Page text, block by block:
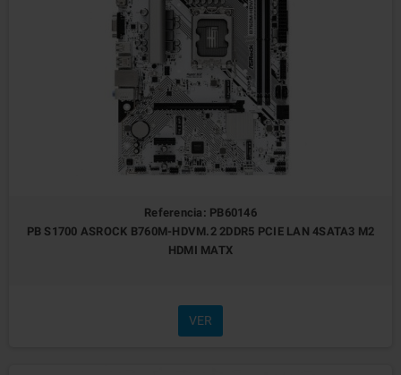
Referencia: PB60146
PB S1700 ASROCK B760M-HDVM.2 2DDR5 PCIE LAN 4SATA3 M2
HDMI MATX
VER